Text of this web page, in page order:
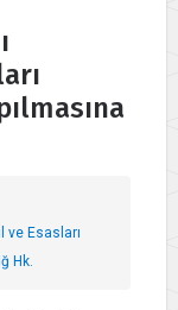
ve Esasları
Hk.